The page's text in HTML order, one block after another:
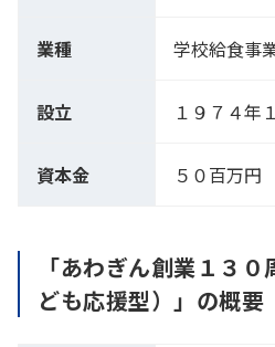
業種 学校給食事
設立 １９７４年
資本金 ５０百万円
「あわぎん創業１３
ども応援型）」の概要